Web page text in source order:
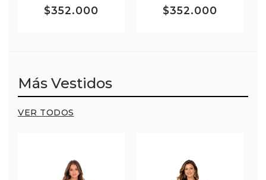
$352.000 $352.000
Más Vestidos
VER TODOS